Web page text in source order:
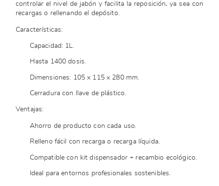
controlar el nivel de jabón y facilita la reposición, ya sea con
recargas o rellenando el depósito.
Características:
Capacidad: 1L.
Hasta 1400 dosis.
Dimensiones: 105 x 115 x 280 mm.
Cerradura con llave de plástico.
Ventajas:
Ahorro de producto con cada uso.
Relleno fácil con recarga o recarga líquida.
Compatible con kit dispensador + recambio ecológico.
Ideal para entornos profesionales sostenibles.